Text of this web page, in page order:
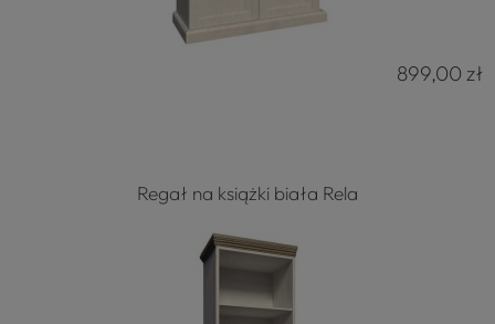
899,00 zł
Regał na książki biała Rela